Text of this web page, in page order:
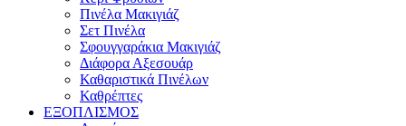
Πινέλα Μακιγιάζ
Σετ Πινέλα
Σφουγγαράκια Μακιγιάζ
Διάφορα Αξεσουάρ
Καθαριστικά Πινέλων
Καθρέπτες
ΕΞΟΠΛΙΣΜΟΣ